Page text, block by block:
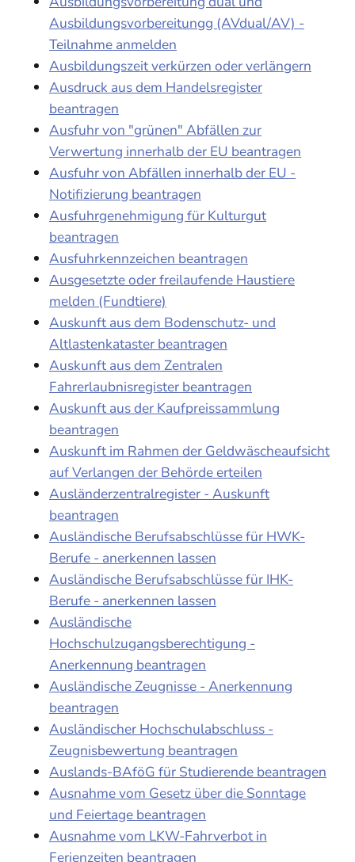
Ausbildungsvorbereitungg (AVdual/AV) -
Teilnahme anmelden
Ausbildungszeit verkürzen oder verlängern
Ausdruck aus dem Handelsregister
beantragen
Ausfuhr von "grünen" Abfällen zur
Verwertung innerhalb der EU beantragen
Ausfuhr von Abfällen innerhalb der EU -
Notifizierung beantragen
Ausfuhrgenehmigung für Kulturgut
beantragen
Ausfuhrkennzeichen beantragen
Ausgesetzte oder freilaufende Haustiere
melden (Fundtiere)
Auskunft aus dem Bodenschutz- und
Altlastenkataster beantragen
Auskunft aus dem Zentralen
Fahrerlaubnisregister beantragen
Auskunft aus der Kaufpreissammlung
beantragen
Auskunft im Rahmen der Geldwäscheaufsicht
auf Verlangen der Behörde erteilen
Ausländerzentralregister - Auskunft
beantragen
Ausländische Berufsabschlüsse für HWK-
Berufe - anerkennen lassen
Ausländische Berufsabschlüsse für IHK-
Berufe - anerkennen lassen
Ausländische
Hochschulzugangsberechtigung -
Anerkennung beantragen
Ausländische Zeugnisse - Anerkennung
beantragen
Ausländischer Hochschulabschluss -
Zeugnisbewertung beantragen
Auslands-BAföG für Studierende beantragen
Ausnahme vom Gesetz über die Sonntage
und Feiertage beantragen
Ausnahme vom LKW-Fahrverbot in
Ferienzeiten beantragen